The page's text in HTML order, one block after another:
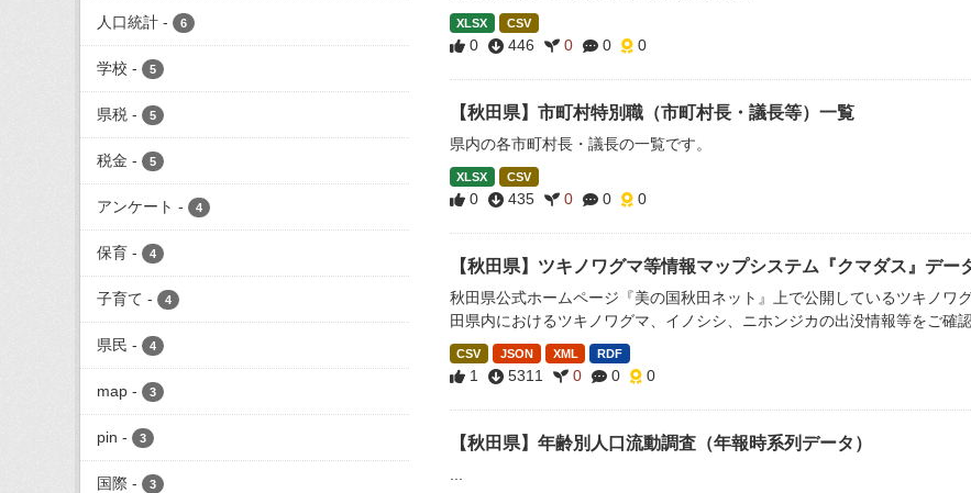
人口統計 - 6
学校 - 5
県税 - 5
税金 - 5
アンケート - 4
保育 - 4
子育て - 4
県民 - 4
map - 3
pin - 3
国際 - 3
XLSX CSV
0 446 0 0 0
【秋田県】市町村特別職（市町村長・議長等）一覧
県内の各市町村長・議長の一覧です。
XLSX CSV
0 435 0 0 0
【秋田県】ツキノワグマ等情報マップシステム『クマダス』デー
秋田県公式ホームページ『美の国秋田ネット』上で公開しているツキノワ
田県内におけるツキノワグマ、イノシシ、ニホンジカの出没情報等をご確認
CSV JSON XML RDF
1 5311 0 0 0
【秋田県】年齢別人口流動調査（年報時系列データ）